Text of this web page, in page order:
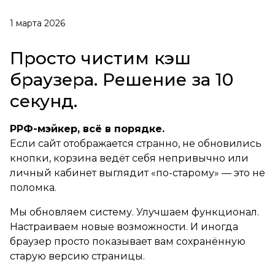
1 марта 2026
Просто чистим кэш
браузера. Решение за 10
секунд.
РРФ-мэйкер, всё в порядке.
Если сайт отображается странно, не обновились
кнопки, корзина ведёт себя непривычно или
личный кабинет выглядит «по-старому» — это не
поломка.
Мы обновляем систему. Улучшаем функционал.
Настраиваем новые возможности. И иногда
браузер просто показывает вам сохранённую
старую версию страницы.